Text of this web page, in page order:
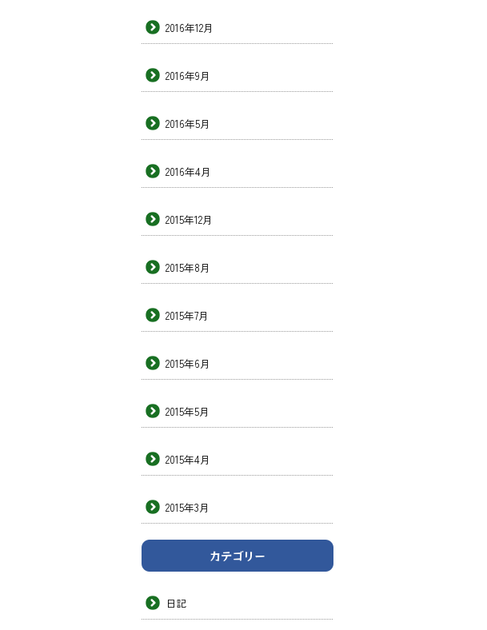
2016年12月
2016年9月
2016年5月
2016年4月
2015年12月
2015年8月
2015年7月
2015年6月
2015年5月
2015年4月
2015年3月
カテゴリー
日記